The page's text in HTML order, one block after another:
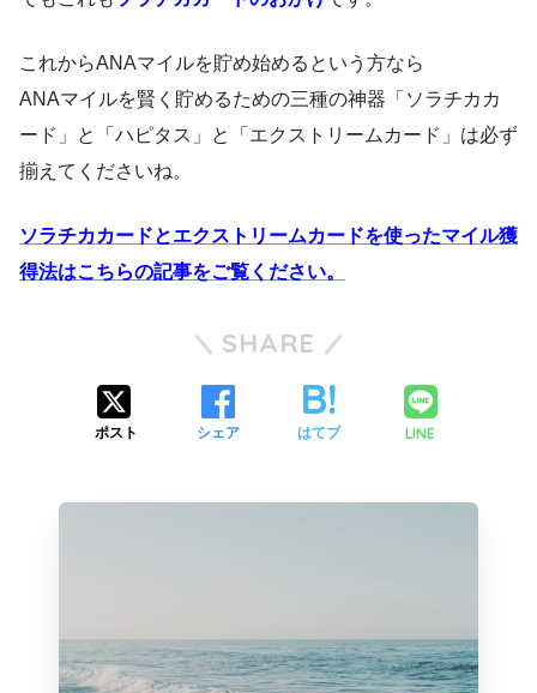
これからANAマイルを貯め始めるという方なら
ANAマイルを賢く貯めるための三種の神器「ソラチカカ
ード」と「ハピタス」と「エクストリームカード」は必ず
揃えてくださいね。
ソラチカカードとエクストリームカードを使ったマイル獲
得法はこちらの記事をご覧ください。
SHARE
ポスト シェア はてブ LINE